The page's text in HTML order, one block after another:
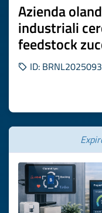
Azienda
industriali
feedstock
ID: